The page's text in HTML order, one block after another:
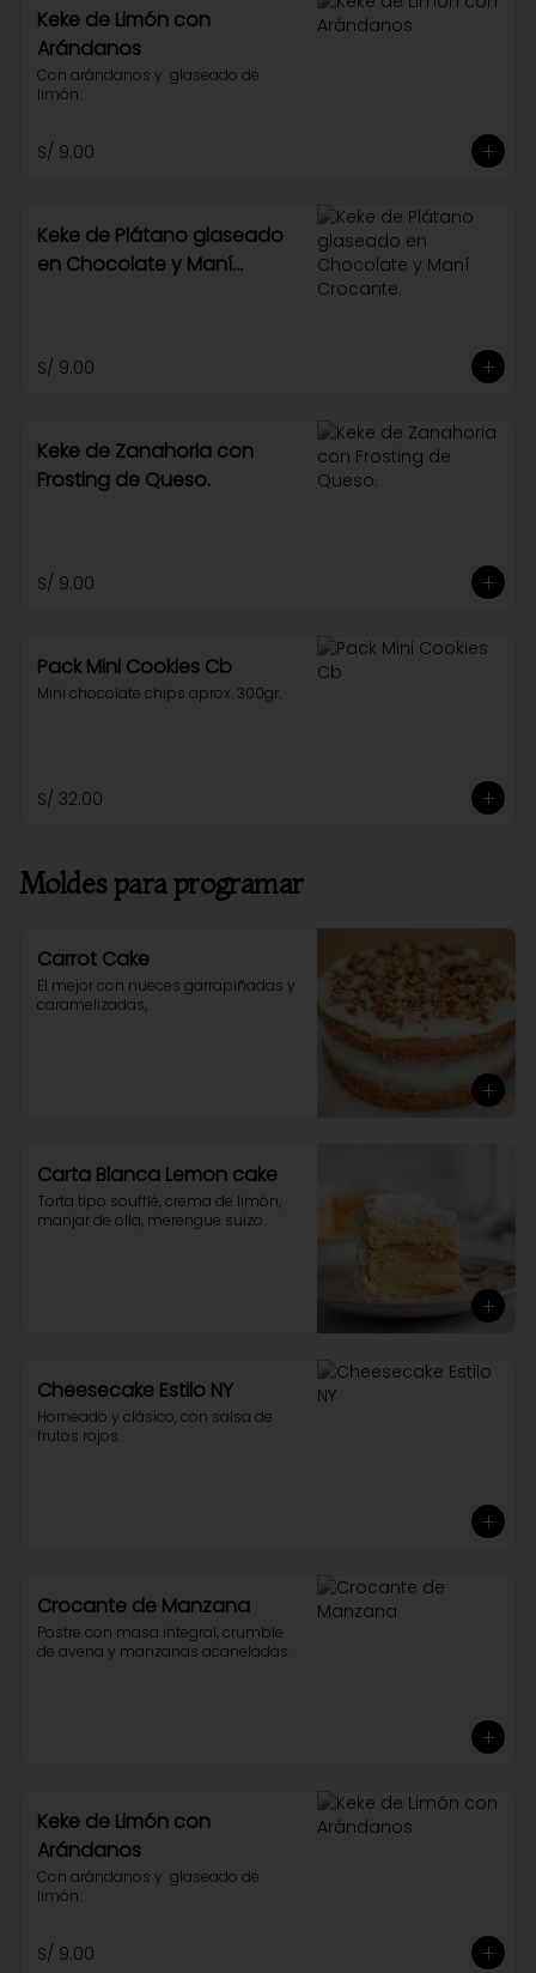
Keke de Limón con
Arándanos
Con arándanos y  glaseado de
limón.
S/ 9.00
Keke de Plátano glaseado
en Chocolate y Maní
S/ 9.00
Keke de Zanahoria con
Frosting de Queso.
S/ 9.00
Pack Mini Cookies Cb
Mini chocolate chips aprox. 300gr.
S/ 32.00
Moldes para programar
Carrot Cake
El mejor con nueces garrapiñadas y
caramelizadas,
Carta Blanca Lemon cake
Torta tipo soufflé, crema de limón,
manjar de olla, merengue suizo.
Cheesecake Estilo NY
Horneado y clásico, con salsa de
frutos rojos.
Crocante de Manzana
Postre con masa integral, crumble
de avena y manzanas acaneladas.
Keke de Limón con
Arándanos
Con arándanos y  glaseado de
limón.
S/ 9.00